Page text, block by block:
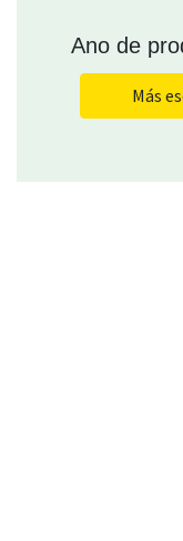
Ano de
Más